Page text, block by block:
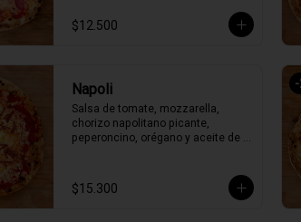
$12.500
Napoli
Salsa de tomate, mozzarella,
chorizo napolitano picante,
peperoncino, orégano y aceite de
$15.300
-